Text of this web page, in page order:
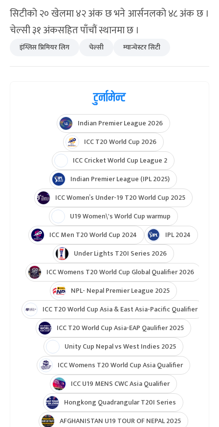
सिटीको २० खेलमा ४२ अंक छ भने आर्सनलको ४८ अंक छ ।
चेल्सी ३१ अंकसहित पाँचौं स्थानमा छ ।
इंग्लिस प्रिमियर लिग चेल्सी म्यान्चेस्टर सिटी
टुर्नामेन्ट
Indian Premier League 2026
ICC T20 World Cup 2026
ICC Cricket World Cup League 2
Indian Premier League (IPL 2025)
ICC Women’s Under-19 T20 World Cup 2025
U19 Women\'s World Cup warmup
ICC Men T20 World Cup 2024
IPL 2024
Under Lights T20I Series 2026
ICC Womens T20 World Cup Global Qualifier 2026
NPL- Nepal Premier League 2025
ICC T20 World Cup Asia & East Asia-Pacific Qualifier
ICC T20 World Cup Asia-EAP Qaulifier 2025
Unity Cup Nepal vs West Indies 2025
ICC Womens T20 World Cup Asia Qualifier
ICC U19 MENS CWC Asia Qualifier
Hongkong Quadrangular T20I Series
AFGHANISTAN U19 TOUR OF NEPAL 2025